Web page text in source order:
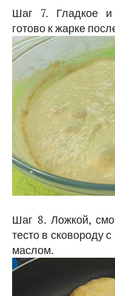
Шаг 7. Гладкое и
готово к жарке
Шаг 8. Ложкой,
тесто в сковороду
маслом.